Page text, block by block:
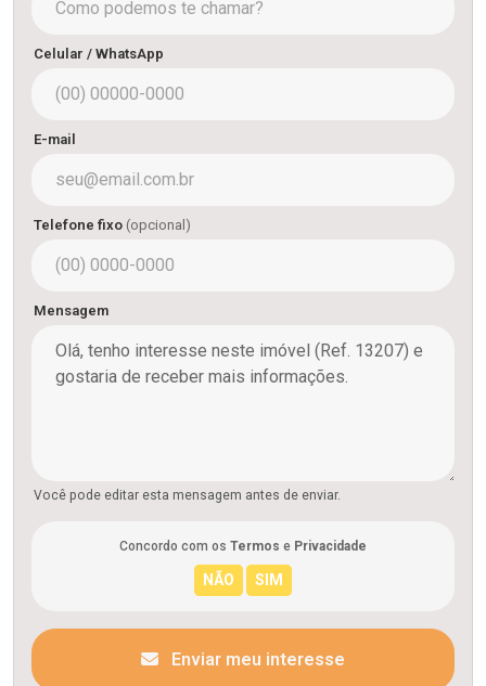
Celular / WhatsApp
E-mail
Telefone fixo (opcional)
Mensagem
Você pode editar esta mensagem antes de enviar.
Concordo com os Termos e Privacidade
Enviar meu interesse